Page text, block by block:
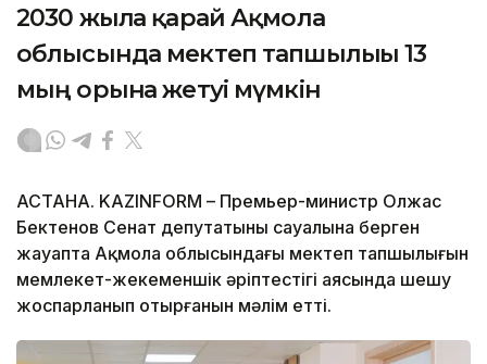
2030 жылға қарай Ақмола
облысында мектеп тапшылығы 13
мың орынға жетуі мүмкін
АСТАНА. KAZINFORM – Премьер-министр Олжас
Бектенов Сенат депутатының сауалына берген
жауапта Ақмола облысындағы мектеп тапшылығын
мемлекет-жекеменшік әріптестігі аясында шешу
жоспарланып отырғанын мәлім етті.